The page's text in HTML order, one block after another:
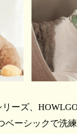
ーズ、
ーシックで洗練